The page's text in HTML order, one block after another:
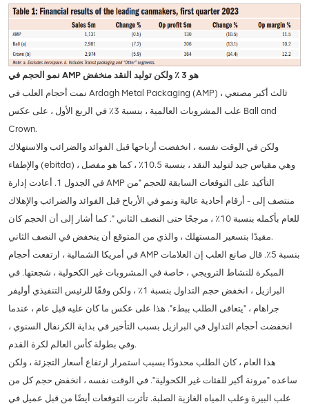
نمو الحجم في AMP هو 3 ٪ ولكن توليد النقد منخفض
نمت أحجام العلب في Ardagh Metal Packaging (AMP) ، ثالث أكبر مصنعي
علب المشروبات العالمية ، بنسبة 3٪ في الربع الأول ، على عكس Ball and
Crown.
ولكن في الوقت نفسه ، انخفضت أرباحها قبل الفوائد والضرائب والاستهلاك
والإطفاء (ebitda) ، وهي مقياس جيد لتوليد النقد ، بنسبة 10.5٪ ، كما هو مفصل
في الجدول 1. أعادت إدارة AMP التأكيد على التوقعات السابقة للحجم "من
منتصف إلى - أرقام أحادية عالية ونمو في الأرباح قبل الفوائد والضرائب والإهلاك
للعام بأكمله بنسبة 10٪ ، مرجحًا حتى النصف الثاني ". كما أشار إلى أن الحجم كان
مقيدًا بتسعير المستهلك ، والذي من المتوقع أن ينخفض في النصف الثاني.
في أمريكا الشمالية ، ارتفعت أحجام AMP بنسبة 5٪. قال صانع العلب إن العلامات
المبكرة للنشاط الترويجي ، خاصة في المشروبات غير الكحولية ، شجعتها. في
البرازيل ، انخفض حجم التداول بنسبة 1٪ ، ولكن وفقًا للرئيس التنفيذي أوليفر
جراهام ، "يتعافى الطلب ببطء". هذا على عكس ما كان عليه قبل عام ، عندما
انخفضت أحجام التداول في البرازيل بسبب التأخير في بداية الكرنفال السنوي ،
وفي بطولة كأس العالم لكرة القدم.
هذا العام ، كان الطلب محدودًا بسبب استمرار ارتفاع أسعار التجزئة ، ولكن
ساعده "مرونة أكبر للفئات غير الكحولية". في الوقت نفسه ، انخفض حجم كل من
علب البيرة وعلب المياه الغازية الصلبة. تأثرت التوقعات أيضًا من قبل عميل في